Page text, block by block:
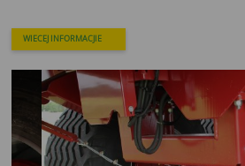
WIECEJ INFORMACJIE